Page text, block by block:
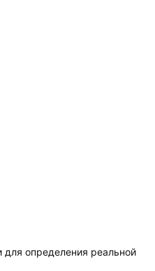
для определения реальной